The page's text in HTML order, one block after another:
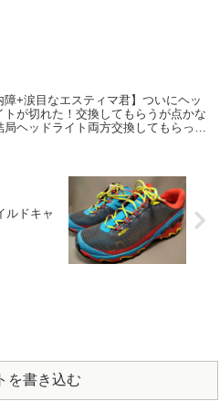
障+涙目なエスティマ君】ついにヘッ
トが切れた！交換してもらうが点かな
局ヘッドライト両方交換してもらって
ルドキャ
を書き込む